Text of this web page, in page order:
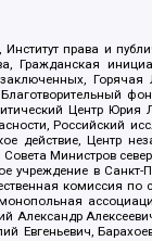
права и
Благотворительный
Центр Юрия
Российский
действие, Центр
Министров
в Санкт-
комиссия
Евгеньевич,